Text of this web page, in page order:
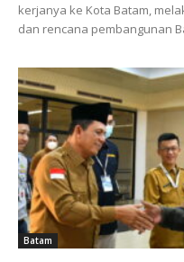
kerjanya ke Kota Batam,
dan rencana pembangunan
Batam